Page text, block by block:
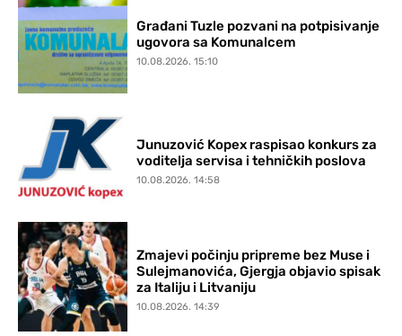
Građani Tuzle pozvani na potpisivanje
ugovora sa Komunalcem
10.08.2026. 15:10
Junuzović Kopex raspisao konkurs za
voditelja servisa i tehničkih poslova
10.08.2026. 14:58
Zmajevi počinju pripreme bez Muse i
Sulejmanovića, Gjergja objavio spisak
za Italiju i Litvaniju
10.08.2026. 14:39